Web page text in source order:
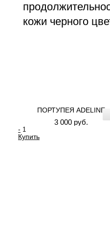
кожи черного
ПОРТУПЕЯ ADELINE
3 000 руб.
-
Купить